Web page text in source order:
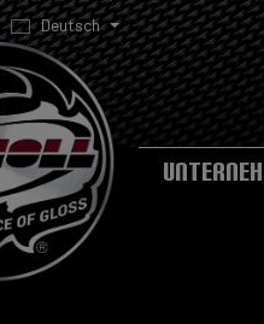
Deutsch